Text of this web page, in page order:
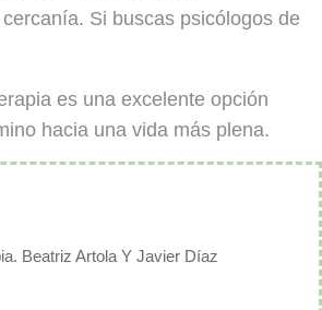
Si buscas psicólogos de
es una excelente opción
hacia una vida más plena.
Beatriz Artola Y Javier Díaz